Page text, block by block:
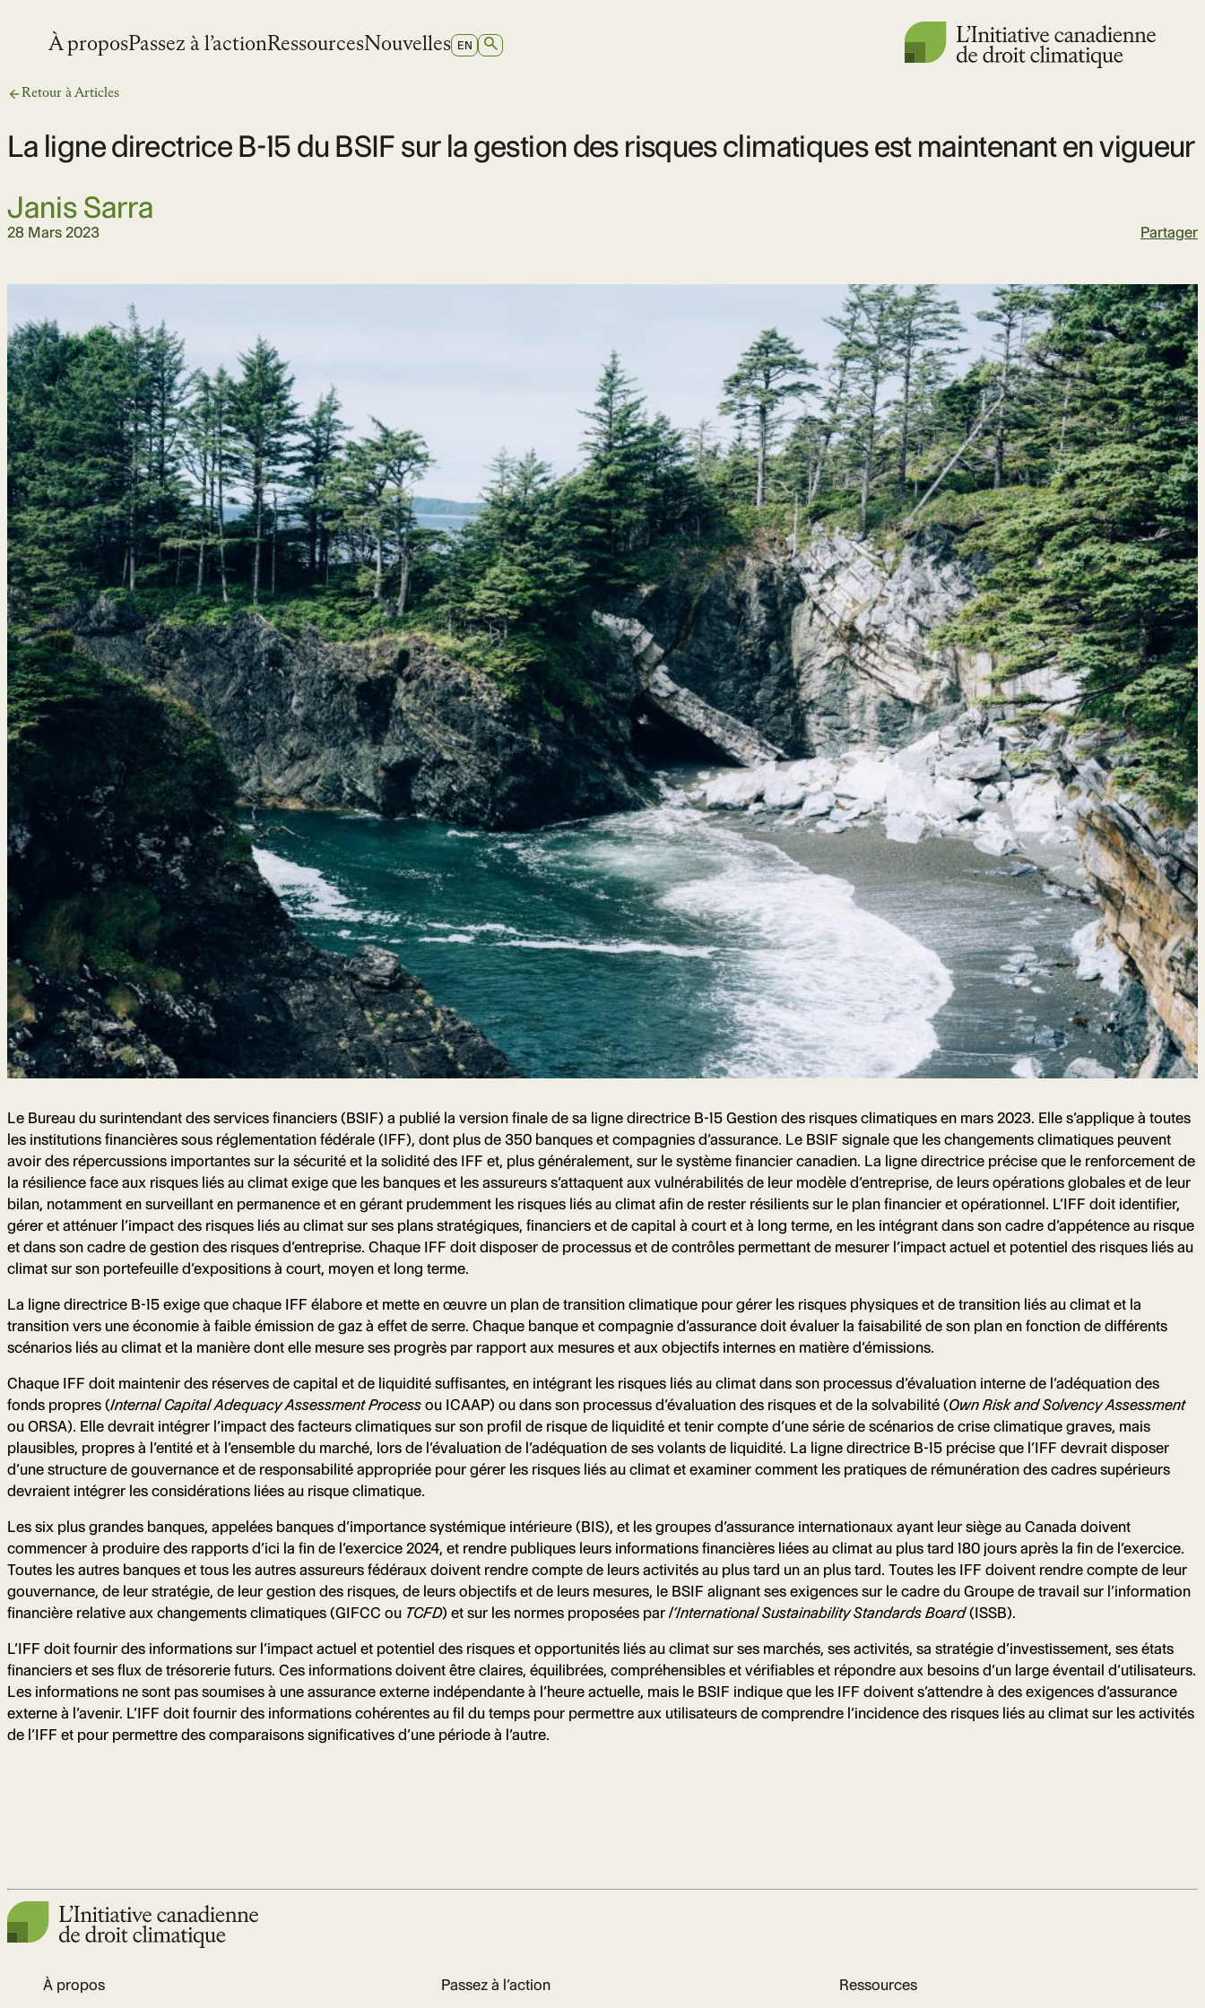
À proposPassez à l’actionRessourcesNouvelles SWITCH
TO
EN RECHERCHER
Retour à Articles
La ligne directrice B-15 du BSIF sur la gestion des risques climatiques est maintenant en vigueur
Janis Sarra
28 Mars 2023 Partager
Le Bureau du surintendant des services financiers (BSIF) a publié la version finale de sa ligne directrice B-15 Gestion des risques climatiques en mars 2023. Elle s’applique à toutes
les institutions financières sous réglementation fédérale (IFF), dont plus de 350 banques et compagnies d’assurance. Le BSIF signale que les changements climatiques peuvent
avoir des répercussions importantes sur la sécurité et la solidité des IFF et, plus généralement, sur le système financier canadien. La ligne directrice précise que le renforcement de
la résilience face aux risques liés au climat exige que les banques et les assureurs s’attaquent aux vulnérabilités de leur modèle d’entreprise, de leurs opérations globales et de leur
bilan, notamment en surveillant en permanence et en gérant prudemment les risques liés au climat afin de rester résilients sur le plan financier et opérationnel. L’IFF doit identifier,
gérer et atténuer l’impact des risques liés au climat sur ses plans stratégiques, financiers et de capital à court et à long terme, en les intégrant dans son cadre d’appétence au risque
et dans son cadre de gestion des risques d’entreprise. Chaque IFF doit disposer de processus et de contrôles permettant de mesurer l’impact actuel et potentiel des risques liés au
climat sur son portefeuille d’expositions à court, moyen et long terme.
La ligne directrice B-15 exige que chaque IFF élabore et mette en œuvre un plan de transition climatique pour gérer les risques physiques et de transition liés au climat et la
transition vers une économie à faible émission de gaz à effet de serre. Chaque banque et compagnie d’assurance doit évaluer la faisabilité de son plan en fonction de différents
scénarios liés au climat et la manière dont elle mesure ses progrès par rapport aux mesures et aux objectifs internes en matière d’émissions.
Chaque IFF doit maintenir des réserves de capital et de liquidité suffisantes, en intégrant les risques liés au climat dans son processus d’évaluation interne de l’adéquation des
fonds propres (Internal Capital Adequacy Assessment Process ou ICAAP) ou dans son processus d’évaluation des risques et de la solvabilité (Own Risk and Solvency Assessment
ou ORSA). Elle devrait intégrer l’impact des facteurs climatiques sur son profil de risque de liquidité et tenir compte d’une série de scénarios de crise climatique graves, mais
plausibles, propres à l’entité et à l’ensemble du marché, lors de l’évaluation de l’adéquation de ses volants de liquidité. La ligne directrice B-15 précise que l’IFF devrait disposer
d’une structure de gouvernance et de responsabilité appropriée pour gérer les risques liés au climat et examiner comment les pratiques de rémunération des cadres supérieurs
devraient intégrer les considérations liées au risque climatique.
Les six plus grandes banques, appelées banques d’importance systémique intérieure (BIS), et les groupes d’assurance internationaux ayant leur siège au Canada doivent
commencer à produire des rapports d’ici la fin de l’exercice 2024, et rendre publiques leurs informations financières liées au climat au plus tard 180 jours après la fin de l’exercice.
Toutes les autres banques et tous les autres assureurs fédéraux doivent rendre compte de leurs activités au plus tard un an plus tard. Toutes les IFF doivent rendre compte de leur
gouvernance, de leur stratégie, de leur gestion des risques, de leurs objectifs et de leurs mesures, le BSIF alignant ses exigences sur le cadre du Groupe de travail sur l’information
financière relative aux changements climatiques (GIFCC ou TCFD) et sur les normes proposées parl’International Sustainability Standards Board(ISSB).
L’IFF doit fournir des informations sur l’impact actuel et potentiel des risques et opportunités liés au climat sur ses marchés, ses activités, sa stratégie d’investissement, ses états
financiers et ses flux de trésorerie futurs. Ces informations doivent être claires, équilibrées, compréhensibles et vérifiables et répondre aux besoins d’un large éventail d’utilisateurs.
Les informations ne sont pas soumises à une assurance externe indépendante à l’heure actuelle, mais le BSIF indique que les IFF doivent s’attendre à des exigences d’assurance
externe à l’avenir. L’IFF doit fournir des informations cohérentes au fil du temps pour permettre aux utilisateurs de comprendre l’incidence des risques liés au climat sur les activités
de l’IFF et pour permettre des comparaisons significatives d’une période à l’autre.
À propos Passez à l’action Ressources